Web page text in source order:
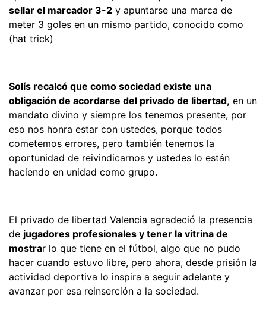
sellar el marcador 3-2 y apuntarse una marca de
meter 3 goles en un mismo partido, conocido como
(hat trick)
Solís recalcó que como sociedad existe una
obligación de acordarse del privado de libertad, en un
mandato divino y siempre los tenemos presente, por
eso nos honra estar con ustedes, porque todos
cometemos errores, pero también tenemos la
oportunidad de reivindicarnos y ustedes lo están
haciendo en unidad como grupo.
El privado de libertad Valencia agradeció la presencia
de jugadores profesionales y tener la vitrina de
mostrar lo que tiene en el fútbol, algo que no pudo
hacer cuando estuvo libre, pero ahora, desde prisión la
actividad deportiva lo inspira a seguir adelante y
avanzar por esa reinserción a la sociedad.